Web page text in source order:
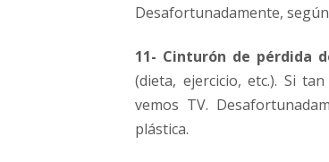
Desafortunadamente,
11- Cinturón de pérdida
(dieta, ejercicio, etc.). Si
vemos TV.
plástica.